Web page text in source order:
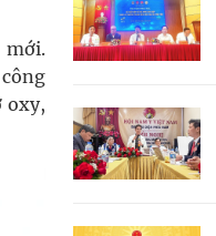
mới.
oxy,